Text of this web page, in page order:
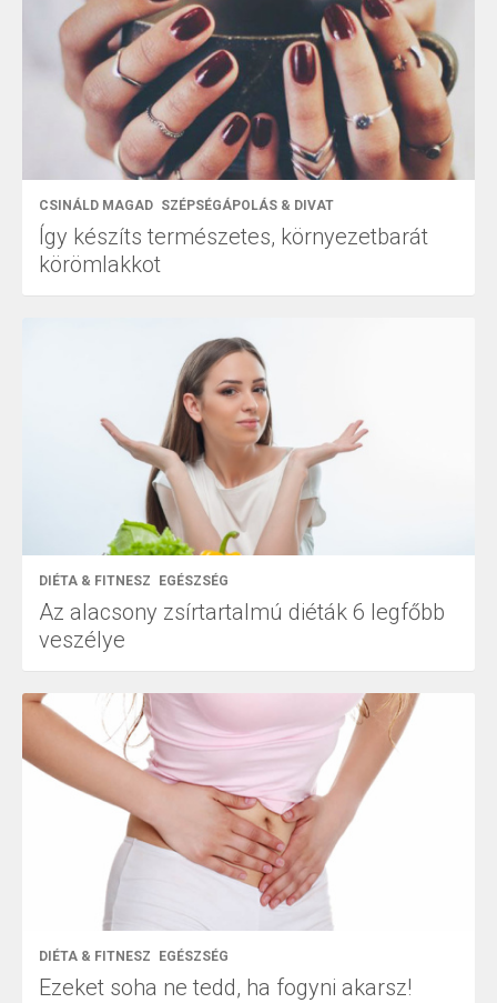
CSINÁLD MAGAD SZÉPSÉGÁPOLÁS & DIVAT
Így készíts természetes, környezetbarát
körömlakkot
DIÉTA & FITNESZ EGÉSZSÉG
Az alacsony zsírtartalmú diéták 6 legfőbb
veszélye
DIÉTA & FITNESZ EGÉSZSÉG
Ezeket soha ne tedd, ha fogyni akarsz!